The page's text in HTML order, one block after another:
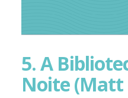
5. A
Noite (Matt